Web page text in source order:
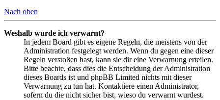
Nach oben
Weshalb wurde ich verwarnt?
In jedem Board gibt es eigene Regeln, die meistens von der
Administration festgelegt werden. Wenn du gegen eine dieser
Regeln verstoßen hast, kann sie dir eine Verwarnung erteilen.
Bitte beachte, dass dies die Entscheidung der Administration
dieses Boards ist und phpBB Limited nichts mit dieser
Verwarnung zu tun hat. Kontaktiere einen Administrator,
sofern du die nicht sicher bist, wieso du verwarnt wurdest.